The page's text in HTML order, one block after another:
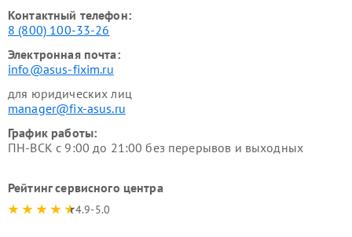
Контактный телефон:
8 (800) 100-33-26
Электронная почта:
info@asus-fixim.ru
для юридических лиц
manager@fix-asus.ru
График работы:
ПН-ВСК с 9:00 до 21:00 без перерывов и выходных
Рейтинг сервисного центра
4.9-5.0